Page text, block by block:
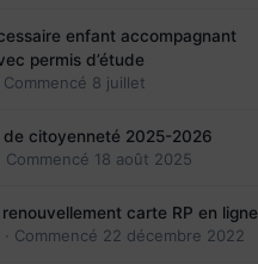
enfant accompagnant
permis d’étude
Commencé 8 juillet
de citoyenneté 2025-2026
Commencé 18 août 2025
carte RP en ligne
· Commencé 22 décembre 2022